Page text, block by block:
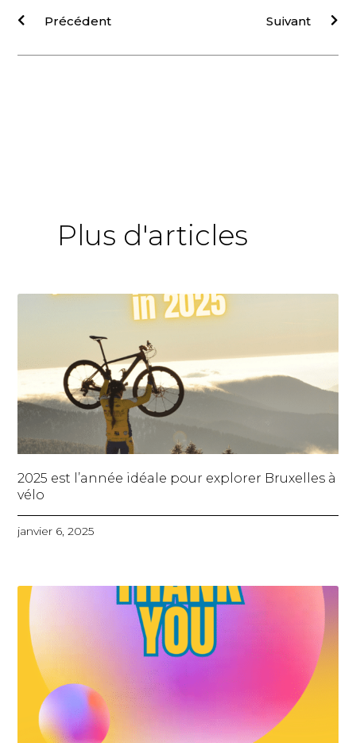
Précédent Suivant
Plus d'articles
2025 est l’année idéale pour explorer Bruxelles à
vélo
janvier 6, 2025